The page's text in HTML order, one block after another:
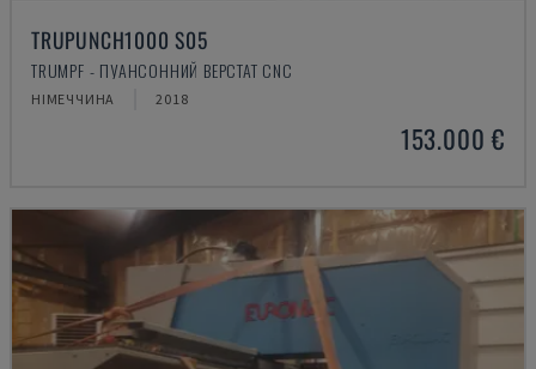
TRUPUNCH1000 S05
TRUMPF - ПУАНСОННИЙ ВЕРСТАТ CNC
НІМЕЧЧИНА 2018
153.000 €